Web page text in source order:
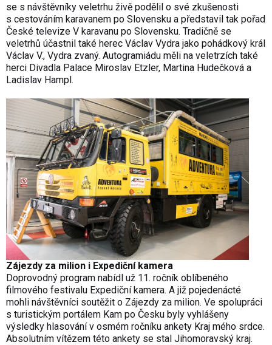
se s návštěvníky veletrhu živě podělil o své zkušenosti
s cestováním karavanem po Slovensku a představil tak pořad
České televize V karavanu po Slovensku. Tradičně se
veletrhů účastnil také herec Václav Vydra jako pohádkový král
Václav V., Vydra zvaný. Autogramiádu měli na veletrzích také
herci Divadla Palace Miroslav Etzler, Martina Hudečková a
Ladislav Hampl.
Zájezdy za milion i Expediční kamera
Doprovodný program nabídl už 11. ročník oblíbeného
filmového festivalu Expediční kamera. A již pojedenácté
mohli návštěvníci soutěžit o Zájezdy za milion. Ve spolupráci
s turistickým portálem Kam po Česku byly vyhlášeny
výsledky hlasování v osmém ročníku ankety Kraj mého srdce.
Absolutním vítězem této ankety se stal Jihomoravský kraj.